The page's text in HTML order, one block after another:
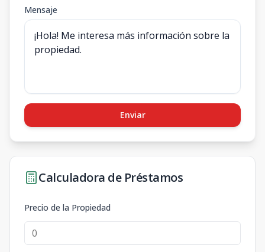
Mensaje
Enviar
Calculadora de Préstamos
Precio de la Propiedad